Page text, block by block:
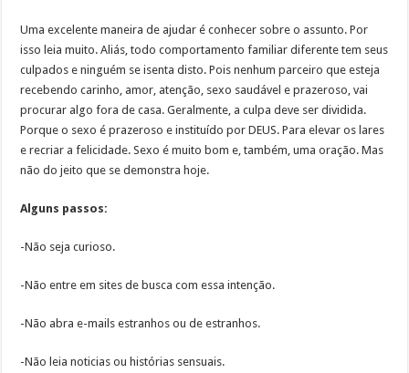
Uma excelente maneira de ajudar é conhecer sobre o assunto. Por
isso leia muito. Aliás, todo comportamento familiar diferente tem seus
culpados e ninguém se isenta disto. Pois nenhum parceiro que esteja
recebendo carinho, amor, atenção, sexo saudável e prazeroso, vai
procurar algo fora de casa. Geralmente, a culpa deve ser dividida.
Porque o sexo é prazeroso e instituído por DEUS. Para elevar os lares
e recriar a felicidade. Sexo é muito bom e, também, uma oração. Mas
não do jeito que se demonstra hoje.
Alguns passos:
-Não seja curioso.
-Não entre em sites de busca com essa intenção.
-Não abra e-mails estranhos ou de estranhos.
-Não leia noticias ou histórias sensuais.